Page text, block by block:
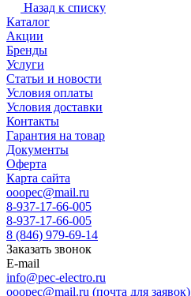
Назад к списку
Каталог
Акции
Бренды
Услуги
Статьи и новости
Условия оплаты
Условия доставки
Контакты
Гарантия на товар
Документы
Оферта
Карта сайта
ooopec@mail.ru
8-937-17-66-005
8-937-17-66-005
8 (846) 979-69-14
Заказать звонок
E-mail
info@pec-electro.ru
ooopec@mail.ru (почта для заявок)